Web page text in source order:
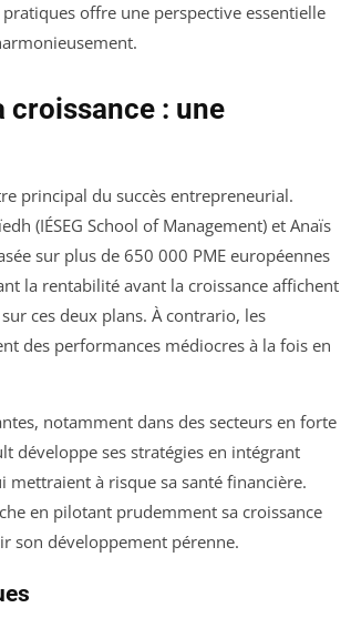
offre une perspective essentielle
croissance : une
principal du succès entrepreneurial.
(IÉSEG School of Management) et Anaïs
sur plus de 650 000 PME européennes
la rentabilité avant la croissance affichent
ces deux plans. À contrario, les
des performances médiocres à la fois en
notamment dans des secteurs en forte
développe ses stratégies en intégrant
mettraient à risque sa santé financière.
en pilotant prudemment sa croissance
son développement pérenne.